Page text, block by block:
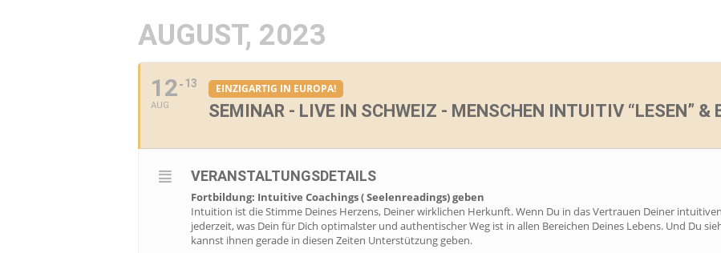
AUGUST, 2023
12
AUG
13 EINZIGARTIG IN EUROPA!
SEMINAR - LIVE IN SCHWEIZ - MENSCHEN INTUITIV “LESEN” &
VERANSTALTUNGSDETAILS
Fortbildung: Intuitive Coachings ( Seelenreadings) geben
Intuition ist die Stimme Deines Herzens, Deiner wirklichen Herkunft. Wenn Du in das Vertrauen Deiner
jederzeit, was Dein für Dich optimalster und authentischer Weg ist in allen Bereichen Deines Lebens. Und Du
kannst ihnen gerade in diesen Zeiten Unterstützung geben.